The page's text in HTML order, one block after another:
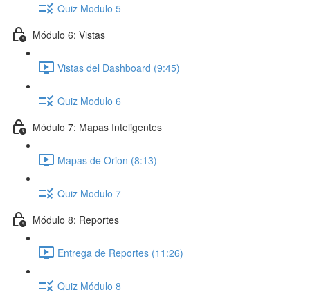
Quiz Modulo 5
Módulo 6: Vistas
Vistas del Dashboard (9:45)
Quiz Modulo 6
Módulo 7: Mapas Inteligentes
Mapas de Orion (8:13)
Quiz Modulo 7
Módulo 8: Reportes
Entrega de Reportes (11:26)
Quiz Módulo 8